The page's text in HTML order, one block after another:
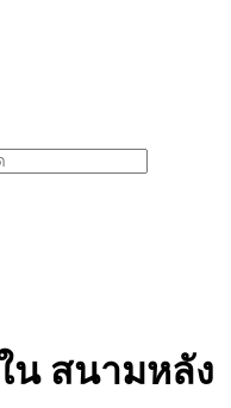
น สนามหลัง